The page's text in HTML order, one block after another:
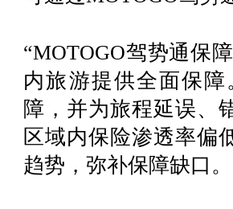
“MOTOGO驾势通保
内旅游提供全面保
障，并为旅程延误、
区域内保险渗透率偏
趋势，弥补保障缺口。